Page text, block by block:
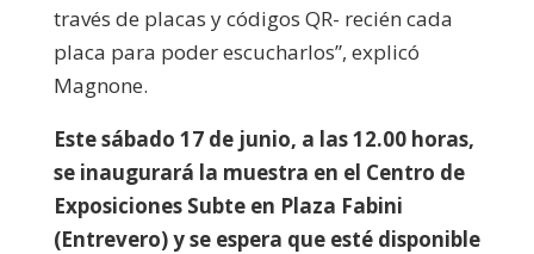
través de placas y códigos QR- recién cada
placa para poder escucharlos”, explicó
Magnone.
Este sábado 17 de junio, a las 12.00 horas,
se inaugurará la muestra en el Centro de
Exposiciones Subte en Plaza Fabini
(Entrevero) y se espera que esté disponible